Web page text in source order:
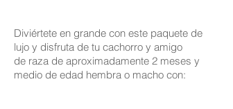
Diviértete en grande con este paquete de
lujo y disfruta de tu cachorro y amigo
de raza de aproximadamente 2 meses y
medio de edad hembra o macho con: